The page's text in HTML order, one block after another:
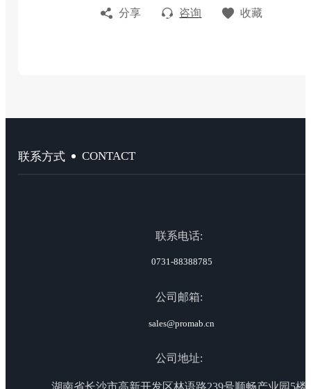
分享 咨询 收藏
联系方式 CONTACT
联系电话:
0731-88388785
公司邮箱:
sales@promab.cn
公司地址: